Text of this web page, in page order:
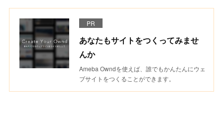
PR
あなたもサイトをつくってみませ
んか
Ameba Owndを使えば、誰でもかんたんにウェ
ブサイトをつくることができます。